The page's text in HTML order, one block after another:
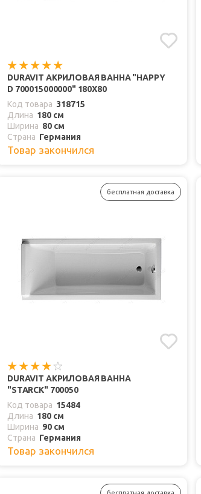
DURAVIT АКРИЛОВАЯ ВАННА "HAPPY
D 700015000000" 180Х80
Код товара 318715
Длина 180 см
Ширина 80 см
Страна Германия
Товар закончился
бесплатная доставка
DURAVIT АКРИЛОВАЯ ВАННА
"STARCK" 700050
Код товара 15484
Длина 180 см
Ширина 90 см
Страна Германия
Товар закончился